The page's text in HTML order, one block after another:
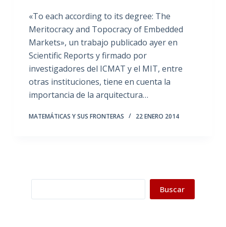
«To each according to its degree: The
Meritocracy and Topocracy of Embedded
Markets», un trabajo publicado ayer en
Scientific Reports y firmado por
investigadores del ICMAT y el MIT, entre
otras instituciones, tiene en cuenta la
importancia de la arquitectura…
MATEMÁTICAS Y SUS FRONTERAS 22 ENERO 2014
Buscar